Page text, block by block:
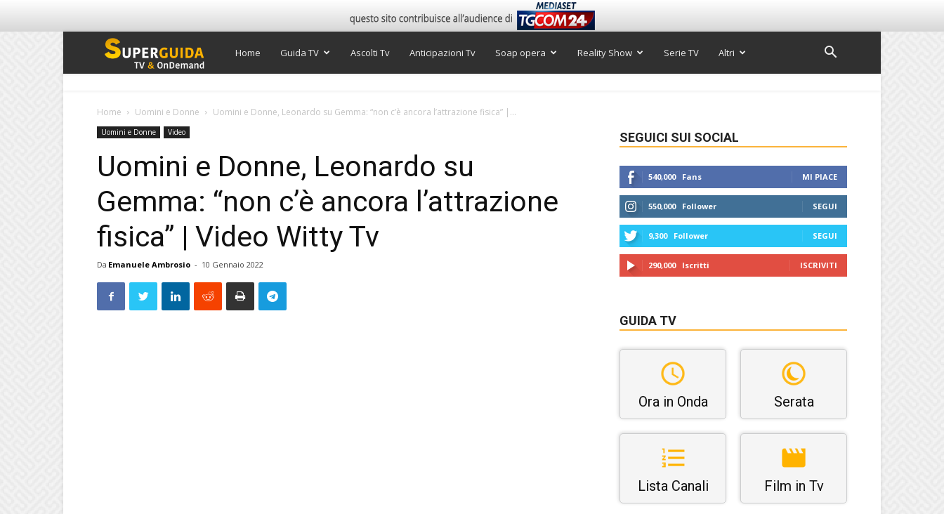
Super
Home Guida TV Ascolti Tv Anticipazioni Tv Soap opera Reality Show Serie TV Altri
Home Uomini e Donne Uomini e Donne, Leonardo su Gemma: “non c’è ancora l’attrazione fisica” |...
Uomini e Donne Video
Uomini e Donne, Leonardo su
Gemma: “non c’è ancora l’attrazione
fisica” | Video Witty Tv
Da Emanuele Ambrosio - 10 Gennaio 2022
SEGUICI SUI SOCIAL
540,000 Fans MI PIACE
550,000 Follower SEGUI
9,300 Follower SEGUI
290,000 Iscritti ISCRIVITI
GUIDA TV
Ora in Onda Serata
Lista Canali Film in Tv